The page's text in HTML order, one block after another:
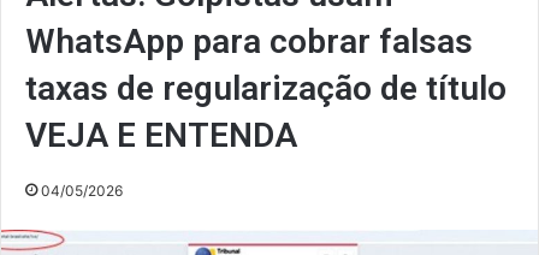
WhatsApp para cobrar falsas
taxas de regularização de título
VEJA E ENTENDA
04/05/2026